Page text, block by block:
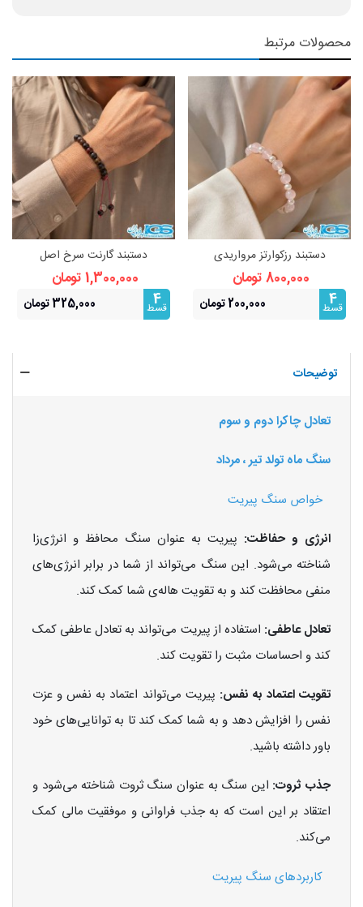
محصولات مرتبط
دستبند رزکوارتز مرواریدی
مکرومه‌بافی اصل | سنگ عشق،
آرامش و لطافت
800,000 تومان
4
قسط 200,000 تومان
دستبند گارنت سرخ اصل
مکرومه‌بافی | سنگ عشق
1,300,000 تومان
4
قسط 325,000 تومان
توضیحات
تعادل چاکرا دوم و سوم
سنگ ماه تولد تیر ، مرداد
خواص سنگ پیریت
انرژی و حفاظت: پیریت به عنوان سنگ محافظ و انرژی‌زا
شناخته می‌شود. این سنگ می‌تواند از شما در برابر انرژی‌های
منفی محافظت کند و به تقویت هاله‌ی شما کمک کند.
تعادل عاطفی: استفاده از پیریت می‌تواند به تعادل عاطفی کمک
کند و احساسات مثبت را تقویت کند.
تقویت اعتماد به نفس: پیریت می‌تواند اعتماد به نفس و عزت
نفس را افزایش دهد و به شما کمک کند تا به توانایی‌های خود
باور داشته باشید.
جذب ثروت: این سنگ به عنوان سنگ ثروت شناخته می‌شود و
اعتقاد بر این است که به جذب فراوانی و موفقیت مالی کمک
می‌کند.
کاربردهای سنگ پیریت